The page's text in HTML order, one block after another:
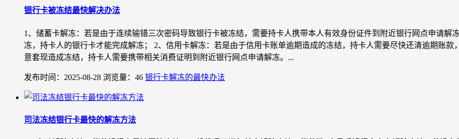
银行卡被冻结最快解决办法
1、储蓄卡解冻：若是由于连续输错三次密码导致银行卡被冻结，需要持卡人携带本人有效身份证件到附近银行网点申请解
冻，持卡人的银行卡才能完成解冻； 2、信用卡解冻：若是由于信用卡账单逾期造成的冻结，持卡人需要尽快还清逾期账
意套现造成冻结，持卡人需要携带相关消费证明到附近银行网点申请解冻。...
发布时间：2025-08-28 浏览量：46 银行卡解冻的最快办法
司法冻结银行卡最快的解冻方法